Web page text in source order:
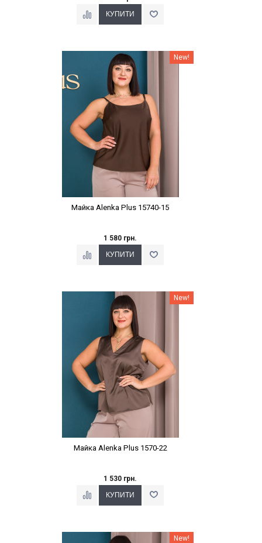
Наклейки Варіант з % New!
Майка Alenka Plus 15740-15
1 580 грн.
Наклейки Варіант з % New!
Майка Alenka Plus 1570-22
1 530 грн.
Наклейки Варіант з % New!